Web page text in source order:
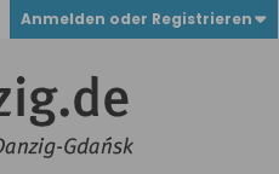
Anmelden oder Registrieren